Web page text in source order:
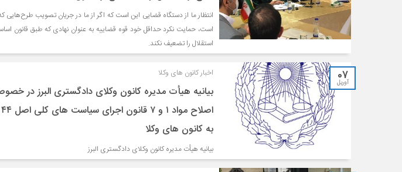
انتظار ما از دستگاه قضایی این است که اگر از ما در جریان تصویب‌ طرح‌هایی
است، حمایت نکرد حداقل خود قوه قضاییه به عنوان نهادی که طبق قانون
استقلال را تضعیف نکند.
07
آوریل
اخبار کانون های وکلا
بیانیه هیأت مدیره کانون وکلای دادگستری البرز در
به کانون های وکلا
بیانیه هيأت مديره کانون وکلای دادگستری البرز